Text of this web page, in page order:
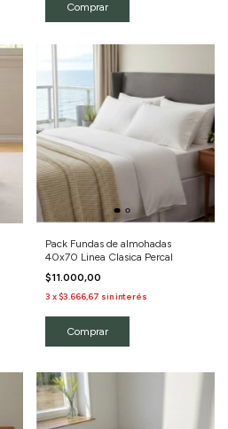
Comprar
Pack Fundas de almohadas
40x70 Linea Clasica Percal
$11.000,00
3 x$3.666,67 sin interés
Comprar